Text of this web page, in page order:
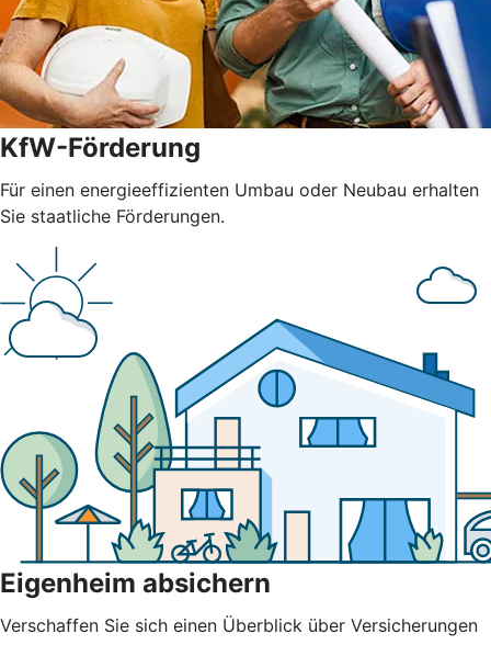
KfW-Förderung
Für einen energieeffizienten Umbau oder Neubau erhalten
Sie staatliche Förderungen.
Eigenheim absichern
Verschaffen Sie sich einen Überblick über Versicherungen